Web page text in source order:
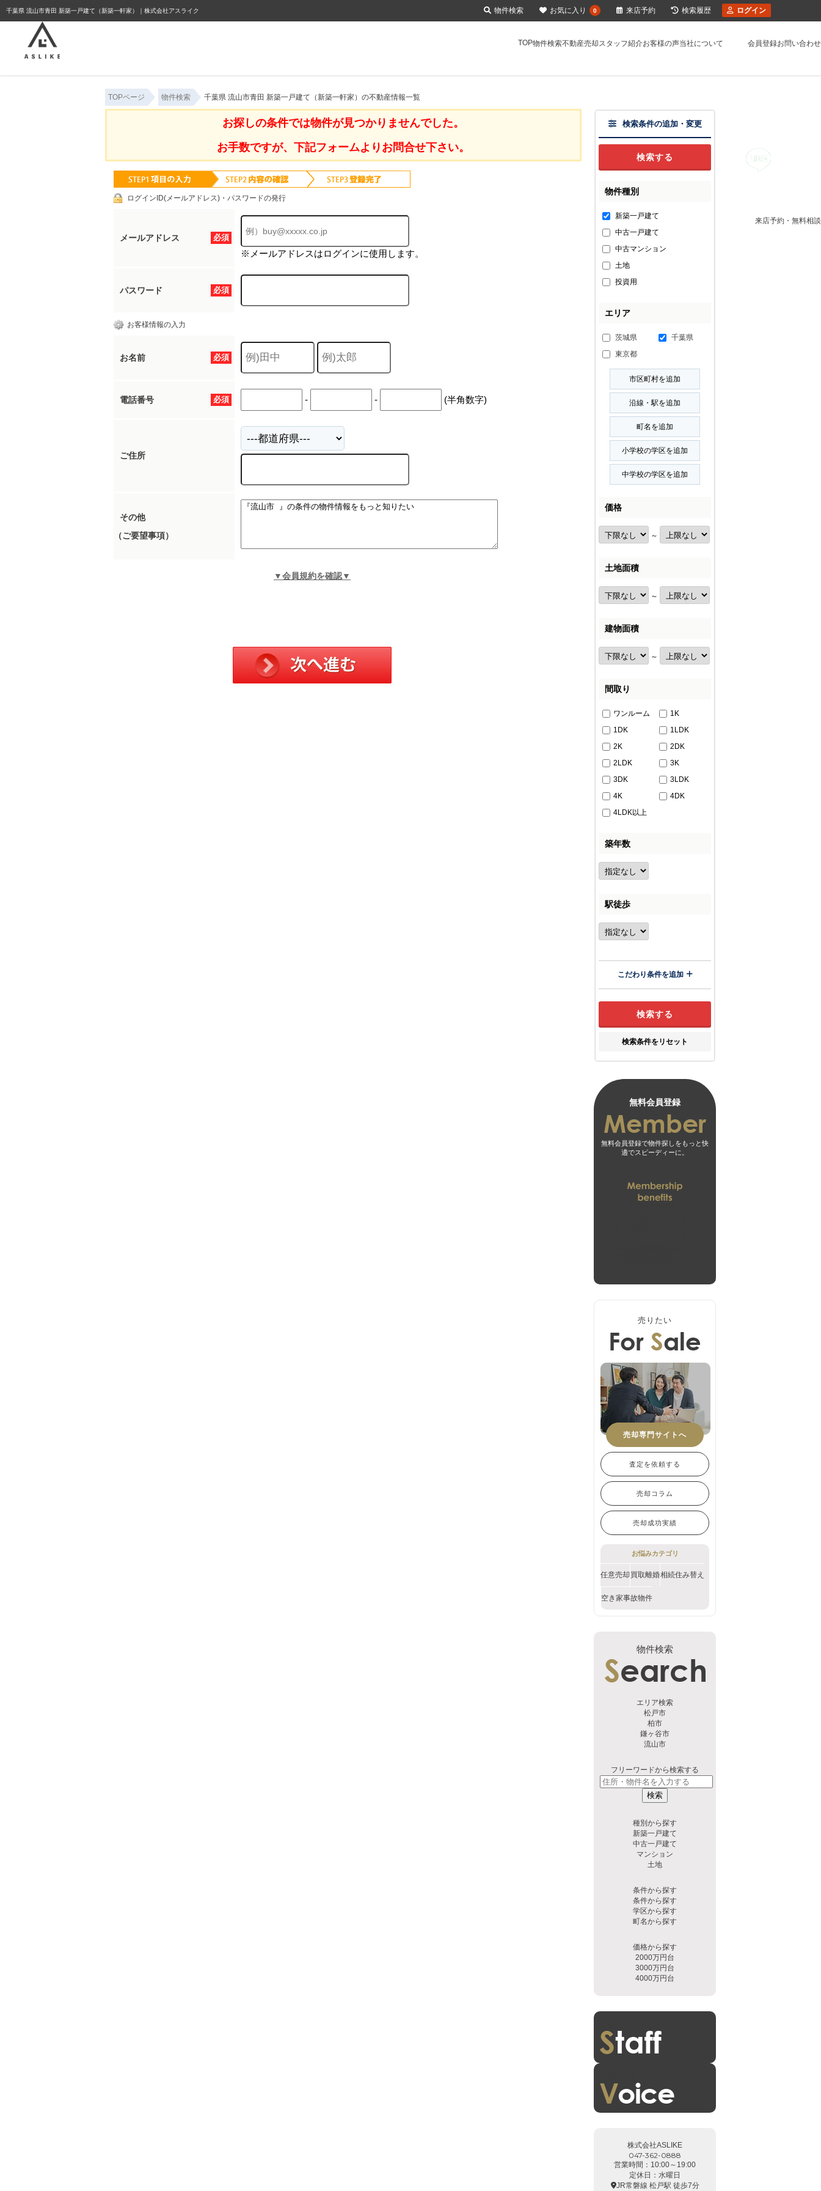
千葉県 流山市青田 新築一戸建て（新築一軒家）｜株式会社アスライク
TOP物件検索不動産売却スタッフ紹介お客様の声当社について 会員登録お問い合わせ
来店予約・無料相談
TOPページ 物件検索 千葉県 流山市青田 新築一戸建て（新築一軒家）の不動産情報一覧
お探しの条件では物件が見つかりませんでした。
お手数ですが、下記フォームよりお問合せ下さい。
ログインID(メールアドレス)・パスワードの発行
必須
メールアドレス
※メールアドレスはログインに使用します。
必須
パスワード
お客様情報の入力
必須
お名前
必須
電話番号 - - (半角数字)
ご住所
その他
（ご要望事項）
▼会員規約を確認▼
検索条件の追加・変更
物件種別
新築一戸建て
中古一戸建て
中古マンション
土地
投資用
エリア
茨城県
千葉県
東京都
価格
～
土地面積
～
建物面積
～
間取り
ワンルーム
1K
1DK
1LDK
2K
2DK
2LDK
3K
3DK
3LDK
4K
4DK
4LDK以上
築年数
駅徒歩
こだわり条件を追加
検索条件をリセット
無料会員登録
無料会員登録で物件探しをもっと快
適でスピーディーに。
売りたい
売却専門サイトへ
査定を依頼する
売却コラム
売却成功実績
お悩みカテゴリ
任意売却 買取離婚相続住み替え
空き家事故物件
物件検索
エリア検索
松戸市
柏市
鎌ヶ谷市
流山市
フリーワードから検索する
検索
種別から探す
新築一戸建て
中古一戸建て
マンション
土地
条件から探す
条件から探す
学区から探す
町名から探す
価格から探す
2000万円台
3000万円台
4000万円台
株式会社ASLIKE
047-362-0888
営業時間：10:00～19:00
定休日：水曜日
JR常磐線 松戸駅 徒歩7分
物件検索 お気に入り 0 来店予約 検索履歴 ログイン